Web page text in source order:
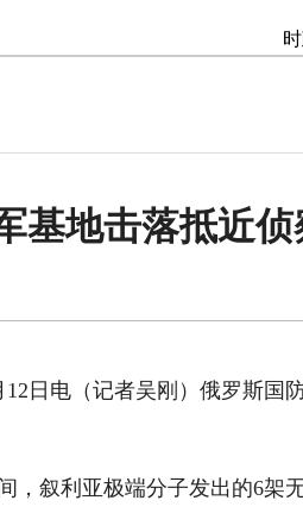
基地击落抵近
电（记者吴刚）俄罗斯国
叙利亚极端分子发出的6架无